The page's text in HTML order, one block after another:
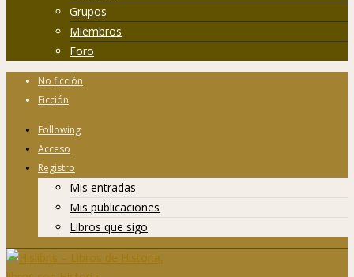
Grupos
Miembros
Foro
No ficción
Ficción
Following
Acceso
Registro
Mis entradas
Mis publicaciones
Libros que sigo